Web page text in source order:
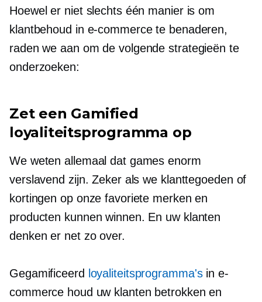
Hoewel er niet slechts één manier is om
klantbehoud in e-commerce te benaderen,
raden we aan om de volgende strategieën te
onderzoeken:
Zet een Gamified
loyaliteitsprogramma op
We weten allemaal dat games enorm
verslavend zijn. Zeker als we klanttegoeden of
kortingen op onze favoriete merken en
producten kunnen winnen. En uw klanten
denken er net zo over.
Gegamificeerd loyaliteitsprogramma'sin e-
commerce houd uw klanten betrokken en